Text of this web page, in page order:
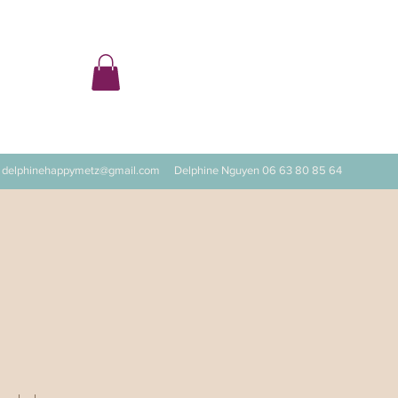
delphinehappymetz@gmail.com Delphine Nguyen 06 63 80 85 64